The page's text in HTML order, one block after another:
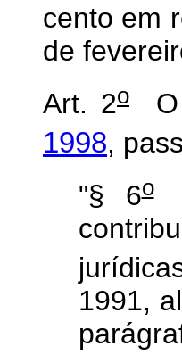
cento em
de
Art. 2o O
1998,
"§ 6o
1991,